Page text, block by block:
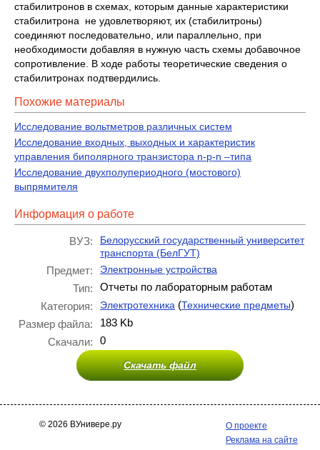
стабилитронов в схемах, которым данные характеристики
стабилитрона не удовлетворяют, их (стабилитроны)
соединяют последовательно, или параллельно, при
необходимости добавляя в нужную часть схемы добавочное
сопротивление. В ходе работы теоретические сведения о
стабилитронах подтвердились.
Похожие материалы
Исследование вольтметров различных систем
Исследование входных, выходных и характеристик
управления биполярного транзистора n-p-n –типа
Исследование двухполупериодного (мостового)
выпрямителя
Информация о работе
ВУЗ:
Белорусский государственный университет
транспорта (БелГУТ)
Предмет: Электронные устройства
Тип:
Отчеты по лабораторным работам
Категория:
Электротехника (Технические предметы)
Размер файла:
183 Kb
Скачали:
0
Скачать файл
© 2026 ВУнивере.ру
О проекте
Реклама на сайте